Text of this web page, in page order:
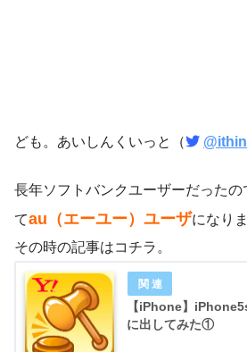
ども。あいしんくいっと（
長年ソフトバンクユーザーだった
てau（エーユー）ユーザになり
その時の記事はコチラ。
【iPhone】
に出してみた①